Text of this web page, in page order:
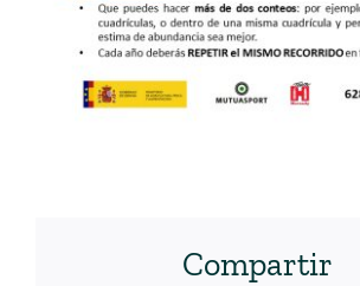
Compartir